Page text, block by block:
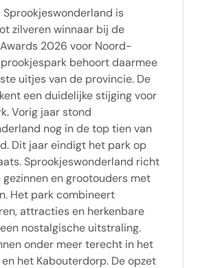
is
zilveren winnaar bij de
Awards 2026 voor Noord-
behoort daarmee
uitjes van de provincie. De
een duidelijke stijging voor
Vorig jaar stond
nog in de top tien van
Dit jaar eindigt het park op
Sprookjeswonderland richt
en grootouders met
Het park combineert
attracties en herkenbare
nostalgische uitstraling.
onder meer terecht in het
het Kabouterdorp. De opzet